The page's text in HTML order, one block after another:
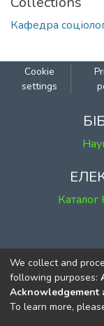
Кафедра
Cookie
settings
м.
We collect and
following purposes:
Acknowledgement
To learn more,